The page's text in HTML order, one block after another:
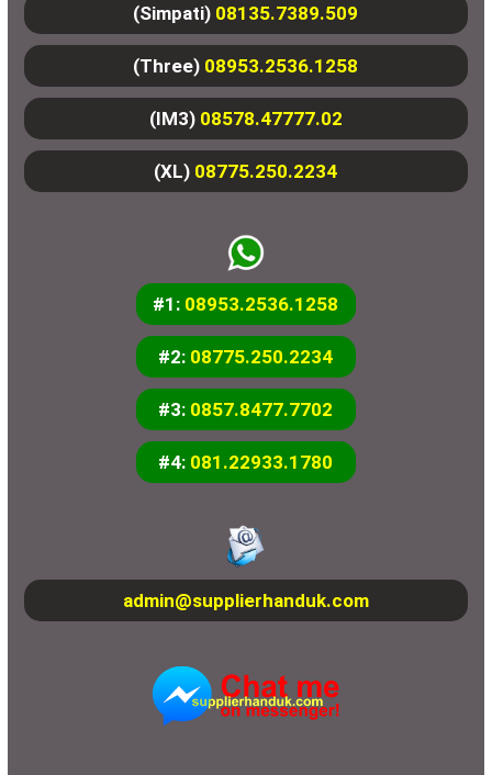
(Simpati) 08135.7389.509
(Three) 08953.2536.1258
(IM3) 08578.47777.02
(XL) 08775.250.2234
#1: 08953.2536.1258
#2: 08775.250.2234
#3: 0857.8477.7702
#4: 081.22933.1780
admin@supplierhanduk.com